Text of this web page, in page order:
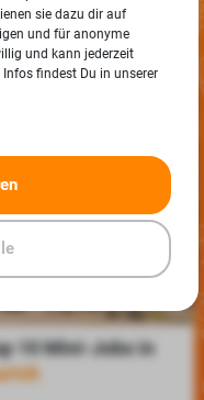
10 Mini-Jobs in
sie dazu dir auf
und für anonyme
und kann jederzeit
findest Du in unserer